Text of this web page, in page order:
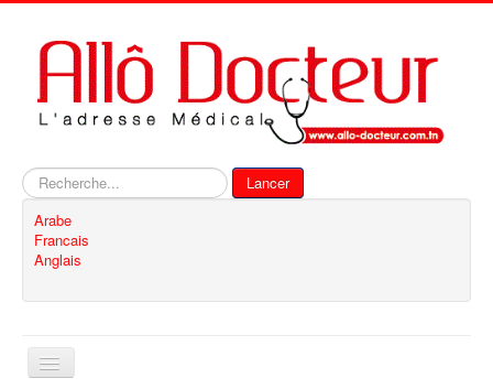
Rechercher
Lancer
Arabe
Francais
Anglais
Basculer